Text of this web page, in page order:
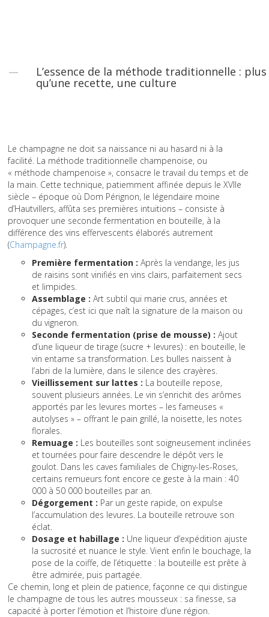
L’essence de la méthode traditionnelle : plus
qu’une recette, une culture
Le champagne ne doit sa naissance ni au hasard ni à la
facilité. La méthode traditionnelle champenoise, ou
« méthode champenoise », consacre le travail du temps et de
la main. Cette technique, patiemment affinée depuis le XVIIe
siècle – époque où Dom Pérignon, le légendaire moine
d’Hautvillers, affûta ses premières intuitions – consiste à
provoquer une seconde fermentation en bouteille, à la
différence des vins effervescents élaborés autrement
(Champagne.fr).
Première fermentation : Après la vendange, les jus
de raisins sont vinifiés en vins clairs, parfaitement secs
et limpides.
Assemblage : Art subtil qui marie crus, années et
cépages, c’est ici que naît la signature de la maison ou
du vigneron.
Seconde fermentation (prise de mousse) : Ajout
d’une liqueur de tirage (sucre + levures) : en bouteille, le
vin entame sa transformation. Les bulles naissent à
l’abri de la lumière, dans le silence des crayères.
Vieillissement sur lattes : La bouteille repose,
souvent plusieurs années. Le vin s’enrichit des arômes
apportés par les levures mortes – les fameuses «
autolyses » – offrant le pain grillé, la noisette, les notes
florales.
Remuage : Les bouteilles sont soigneusement inclinées
et tournées pour faire descendre le dépôt vers le
goulot. Dans les caves familiales de Chigny-les-Roses,
certains remueurs font encore ce geste à la main : 40
000 à 50 000 bouteilles par an.
Dégorgement : Par un geste rapide, on expulse
l’accumulation des levures. La bouteille retrouve son
éclat.
Dosage et habillage : Une liqueur d’expédition ajuste
la sucrosité et nuance le style. Vient enfin le bouchage, la
pose de la coiffe, de l’étiquette : la bouteille est prête à
être admirée, puis partagée.
Ce chemin, long et plein de patience, façonne ce qui distingue
le champagne de tous les autres mousseux : sa finesse, sa
capacité à porter l’émotion et l’histoire d’une région.